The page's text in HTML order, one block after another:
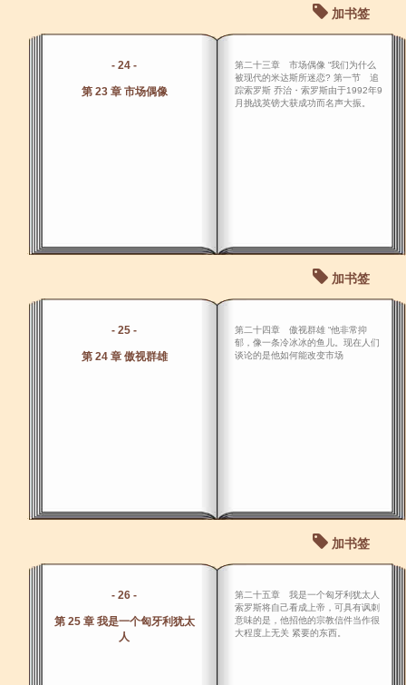
加书签
- 24 -
第 23 章 市场偶像
第二十三章 市场偶像 “我们为什么
被现代的米达斯所迷恋? 第一节 追
踪索罗斯 乔治・索罗斯由于1992年9
月挑战英镑大获成功而名声大振。
加书签
- 25 -
第 24 章 傲视群雄
第二十四章 傲视群雄 “他非常抑
郁，像一条冷冰冰的鱼儿。现在人们
谈论的是他如何能改变市场
加书签
- 26 -
第 25 章 我是一个匈牙利犹太
人
第二十五章 我是一个匈牙利犹太人
索罗斯将自己看成上帝，可具有讽刺
意味的是，他招他的宗教信件当作很
大程度上无关 紧要的东西。